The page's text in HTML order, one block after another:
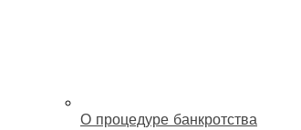
О процедуре банкротства